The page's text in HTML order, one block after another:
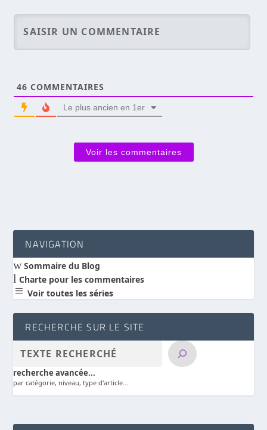
46 COMMENTAIRES
Le plus ancien en 1er
Voir les commentaires
NAVIGATION
wSommaire du Blog
l Charte pour les commentaires
a Voir toutes les séries
RECHERCHE SUR LE SITE
recherche avancée...
par catégorie, niveau, type d'article...